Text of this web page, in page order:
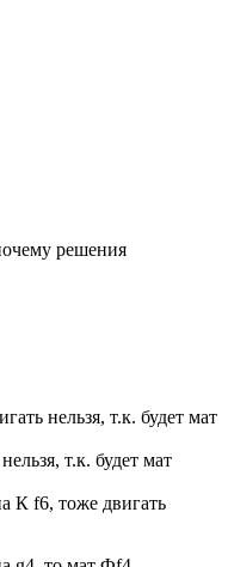
решения
нельзя, т.к. будет мат
т.к. будет мат
К f6, тоже двигать